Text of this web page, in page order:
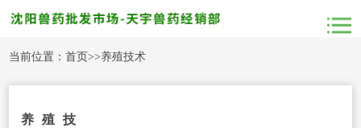
当前位置：首页>>养殖技术
养殖技